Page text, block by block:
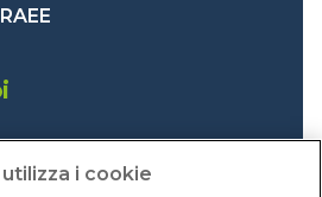
i cookie